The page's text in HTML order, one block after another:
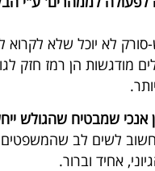
סורק לא יוכל שלא
מודגשות הן רמז חזק
אנכי שמבטיח שהגולש
לשים לב שהמשפטים
אחיד וברור.